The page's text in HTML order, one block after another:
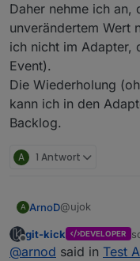
Daher nehme ich an,
unverändertem Wert
ich nicht im Adapter,
Event).
Die Wiederholung
kann ich in den
Backlog.
A 1 Antwort
A ArnoD@ujok
Bin gerade
da ein Problem
Offline
git-kick DEVELOPER
@arnod said in Test